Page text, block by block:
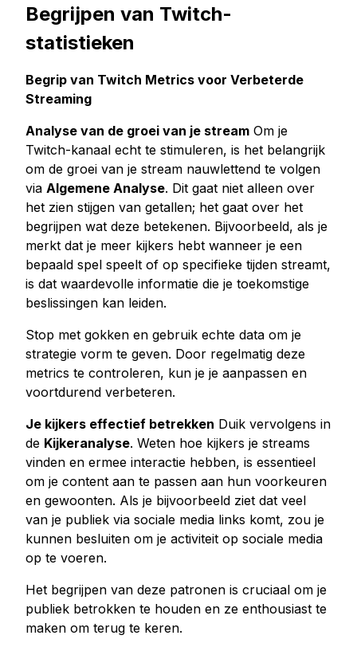
Begrijpen van Twitch-
statistieken
Begrip van Twitch Metrics voor Verbeterde
Streaming
Analyse van de groei van je stream Om je
Twitch-kanaal echt te stimuleren, is het belangrijk
om de groei van je stream nauwlettend te volgen
via Algemene Analyse. Dit gaat niet alleen over
het zien stijgen van getallen; het gaat over het
begrijpen wat deze betekenen. Bijvoorbeeld, als je
merkt dat je meer kijkers hebt wanneer je een
bepaald spel speelt of op specifieke tijden streamt,
is dat waardevolle informatie die je toekomstige
beslissingen kan leiden.
Stop met gokken en gebruik echte data om je
strategie vorm te geven. Door regelmatig deze
metrics te controleren, kun je je aanpassen en
voortdurend verbeteren.
Je kijkers effectief betrekken Duik vervolgens in
de Kijkeranalyse. Weten hoe kijkers je streams
vinden en ermee interactie hebben, is essentieel
om je content aan te passen aan hun voorkeuren
en gewoonten. Als je bijvoorbeeld ziet dat veel
van je publiek via sociale media links komt, zou je
kunnen besluiten om je activiteit op sociale media
op te voeren.
Het begrijpen van deze patronen is cruciaal om je
publiek betrokken te houden en ze enthousiast te
maken om terug te keren.